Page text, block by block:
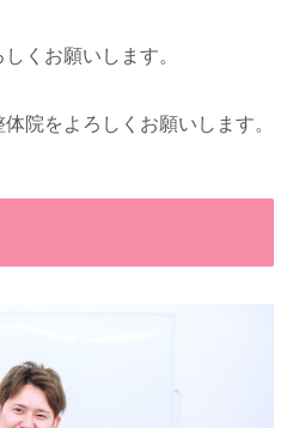
くお願いします。
院をよろしくお願いします。